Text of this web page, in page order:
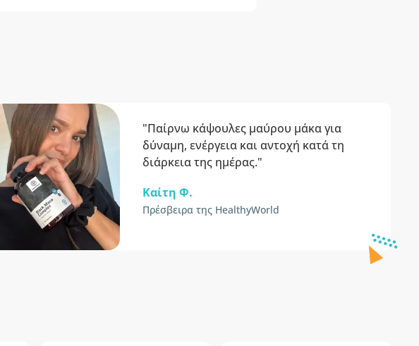
"Παίρνω κάψουλες μαύρου μάκα για
δύναμη, ενέργεια και αντοχή κατά τη
διάρκεια της ημέρας."
Καίτη Φ.
Πρέσβειρα της HealthyWorld